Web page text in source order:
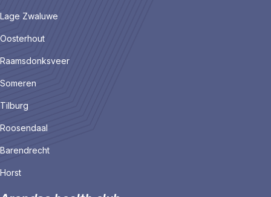
Lage Zwaluwe
Oosterhout
Raamsdonksveer
Someren
Tilburg
Roosendaal
Barendrecht
Horst